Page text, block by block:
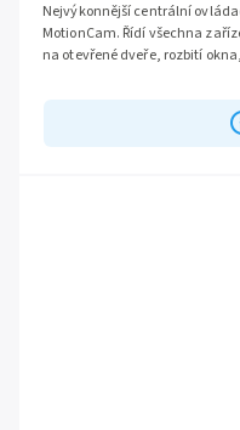
Nejvýkonnější centrální
MotionCam. Řídí všechna
na otevřené dveře, rozbití